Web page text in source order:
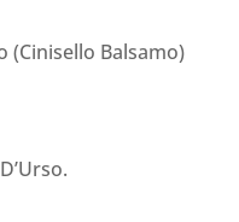
(Cinisello Balsamo)